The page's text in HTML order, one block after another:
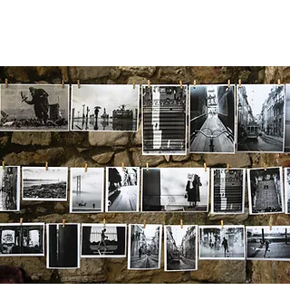
de 15%
de
réductio
n
sur
vos
command